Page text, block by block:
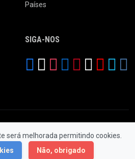
será melhorada permitindo cookies.
Não, obrigado
Países
SIGA-NOS
Todos os Direitos Reservados.